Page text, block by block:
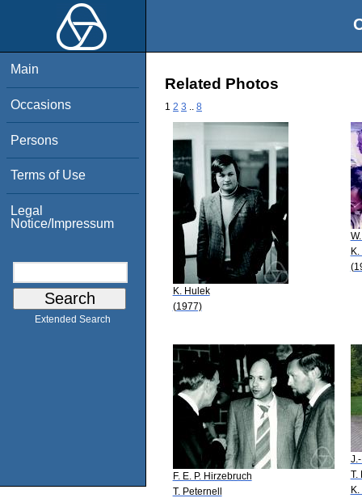
Main
Occasions
Persons
Terms of Use
Legal
Notice/Impressum
Extended Search
Related Photos
1 2 3 8
K. Hulek
(1977)
F. E. P. Hirzebruch
T. Peternell
T.